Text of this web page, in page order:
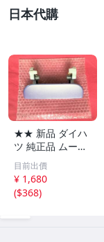
日本代購
★★ 新品 ダイハ
ツ 純正品 ムーヴ
L150S L152S L16
0S リアゲート バ
ックドア トラン
ク 後ろ ドアノブ
目前出價
¥ 1,680
($368)